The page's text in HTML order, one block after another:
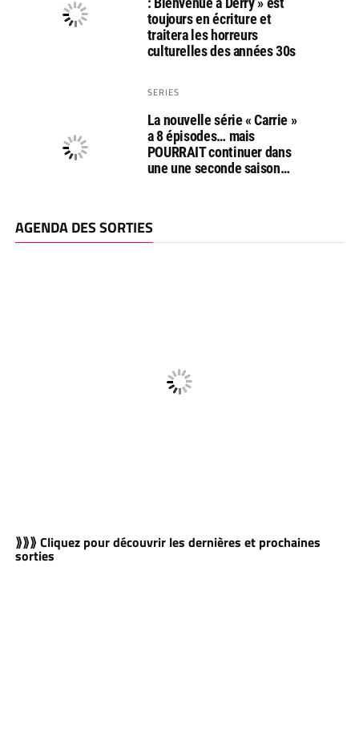
toujours en écriture et
traitera les horreurs
culturelles des années 30s
SERIES
La nouvelle série « Carrie »
a 8 épisodes… mais
POURRAIT continuer dans
une une seconde saison…
AGENDA DES SORTIES
⟫⟫⟫ Cliquez pour découvrir les dernières et prochaines
sorties